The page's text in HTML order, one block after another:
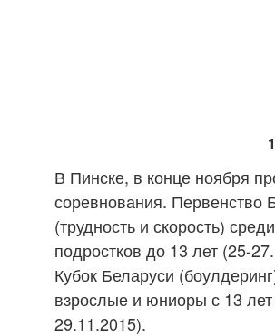
В Пинске, в конце ноября
соревнования. Первенство
(трудность и скорость) среди
подростков до 13 лет (25-
Кубок Беларуси
взрослые и юниоры с 13
29.11.2015).